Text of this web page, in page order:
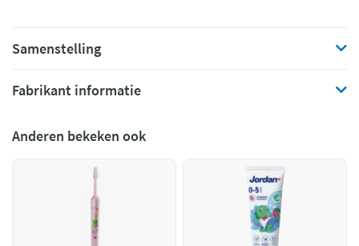
Samenstelling
Fabrikant informatie
Anderen bekeken ook